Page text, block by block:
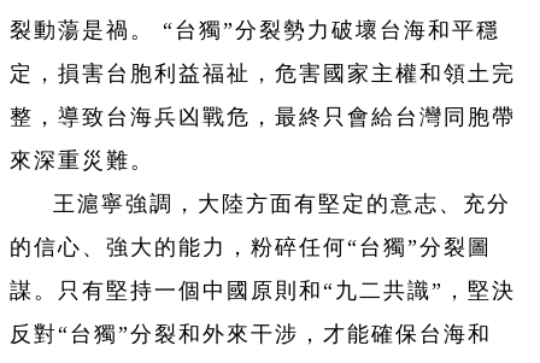
裂動蕩是禍。 “台獨”分裂勢力破壞台海和平穩
定，損害台胞利益福祉，危害國家主權和領土完
整，導致台海兵凶戰危，最終只會給台灣同胞帶
來深重災難。
王滬寧強調，大陸方面有堅定的意志、充分
的信心、強大的能力，粉碎任何“台獨”分裂圖
謀。只有堅持一個中國原則和“九二共識”，堅決
反對“台獨”分裂和外來干涉，才能確保台海和